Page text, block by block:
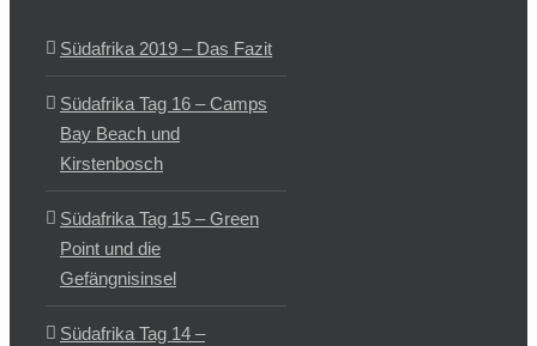
Südafrika 2019 – Das Fazit
Südafrika Tag 16 – Camps
Bay Beach und
Kirstenbosch
Südafrika Tag 15 – Green
Point und die
Gefängnisinsel
Südafrika Tag 14 –